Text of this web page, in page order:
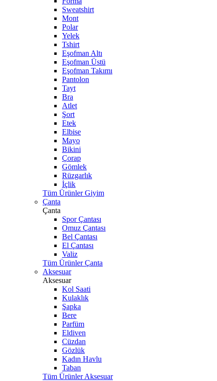
Sweatshirt
Mont
Polar
Yelek
Tshirt
Eşofman Altı
Eşofman Üstü
Eşofman Takımı
Pantolon
Tayt
Bra
Atlet
Şort
Etek
Elbise
Mayo
Bikini
Çorap
Gömlek
Rüzgarlık
İçlik
Tüm Ürünler Giyim
Çanta
Çanta
Spor Çantası
Omuz Çantası
Bel Çantası
El Çantası
Valiz
Tüm Ürünler Çanta
Aksesuar
Aksesuar
Kol Saati
Kulaklık
Şapka
Bere
Parfüm
Eldiven
Cüzdan
Gözlük
Kadın Havlu
Taban
Tüm Ürünler Aksesuar